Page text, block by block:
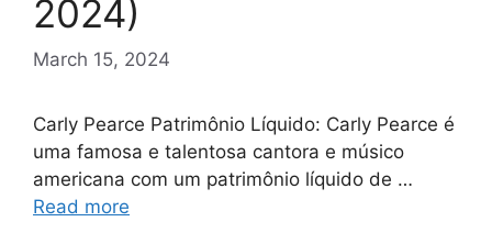
2024)
March 15, 2024
Carly Pearce Patrimônio Líquido: Carly Pearce é
uma famosa e talentosa cantora e músico
americana com um patrimônio líquido de …
Read more